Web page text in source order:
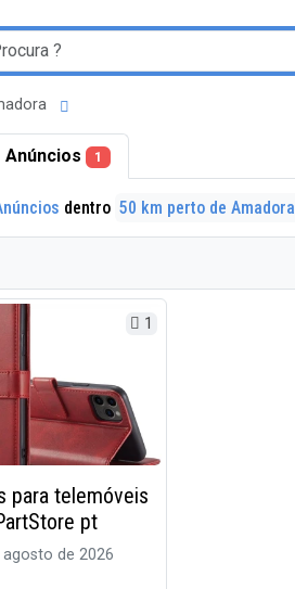
Anúncios 1
dentro 50 km perto de Amadora
1
para telemóveis
pt
de 2026